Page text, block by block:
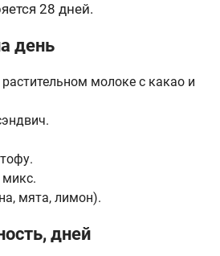
28 дней.
день
молоке с какао и
микс.
мята, лимон).
дней